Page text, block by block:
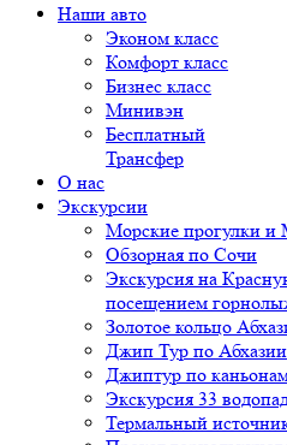
Наши авто
Эконом класс
Комфорт класс
Бизнес класс
Минивэн
Бесплатный
Трансфер
О нас
Экскурсии
Морские прогулки и
Обзорная по Сочи
Экскурсия на
посещением
Золотое кольцо
Джип Тур по Абхазии
Джиптур по
Экскурсия 33
Термальный